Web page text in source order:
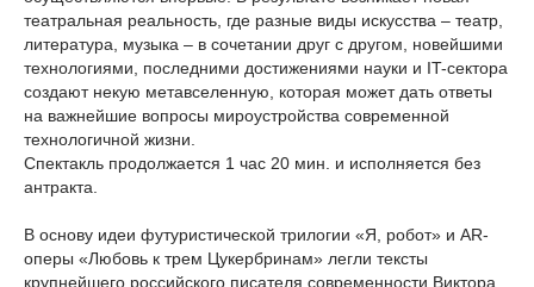
театральная реальность, где разные виды искусства – театр,
литература, музыка – в сочетании друг с другом, новейшими
технологиями, последними достижениями науки и IT-сектора
создают некую метавселенную, которая может дать ответы
на важнейшие вопросы мироустройства современной
технологичной жизни.
Спектакль продолжается 1 час 20 мин. и исполняется без
антракта.
В основу идеи футуристической трилогии «Я, робот» и AR-
оперы «Любовь к трем Цукербринам» легли тексты
крупнейшего российского писателя современности Виктора